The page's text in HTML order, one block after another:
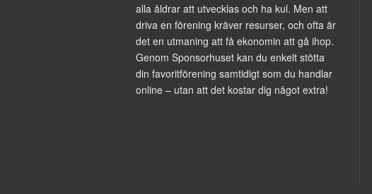
alla åldrar att utvecklas och ha kul. Men att
driva en förening kräver resurser, och ofta är
det en utmaning att få ekonomin att gå ihop.
Genom Sponsorhuset kan du enkelt stötta
din favoritförening samtidigt som du handlar
online – utan att det kostar dig något extra!